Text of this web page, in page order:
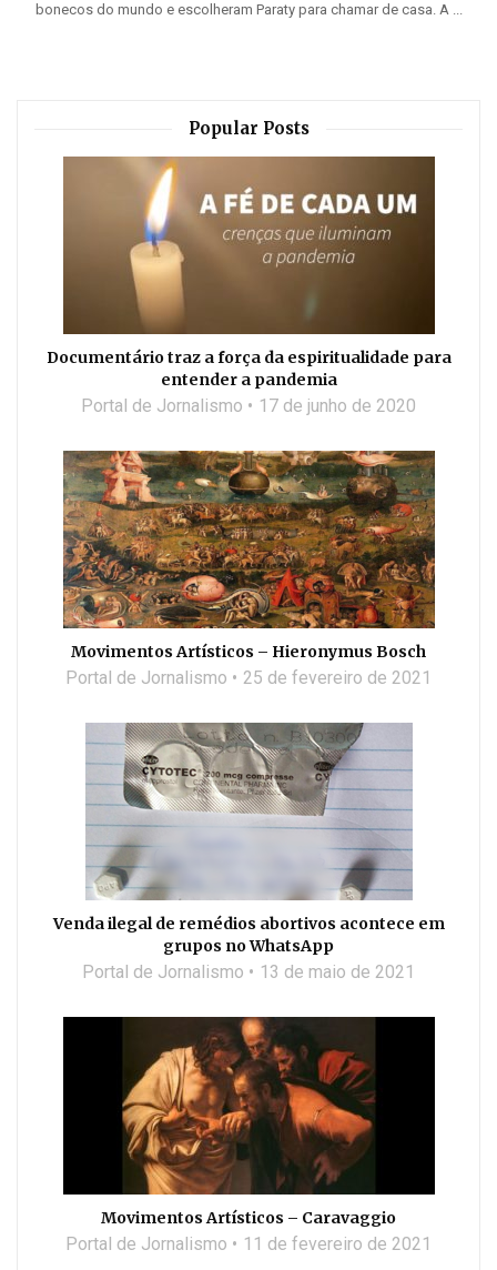
bonecos do mundo e escolheram Paraty para chamar de casa. A ...
Popular Posts
Documentário traz a força da espiritualidade para
entender a pandemia
Portal de Jornalismo 17 de junho de 2020
Movimentos Artísticos – Hieronymus Bosch
Portal de Jornalismo 25 de fevereiro de 2021
Venda ilegal de remédios abortivos acontece em
grupos no WhatsApp
Portal de Jornalismo 13 de maio de 2021
Movimentos Artísticos – Caravaggio
Portal de Jornalismo 11 de fevereiro de 2021